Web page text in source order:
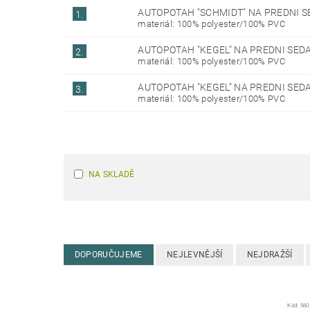
1. AUTOPOTAH "SCHMIDT" NA PREDNI
materiál: 100% polyester/100% PVC
2. AUTOPOTAH "KEGEL" NA PREDNI
materiál: 100% polyester/100% PVC
3. AUTOPOTAH "KEGEL" NA PREDNI
materiál: 100% polyester/100% PVC
NA SKLADĚ
DOPORUČUJEME NEJLEVNĚJŠÍ NEJDRAŽŠÍ
Kód: